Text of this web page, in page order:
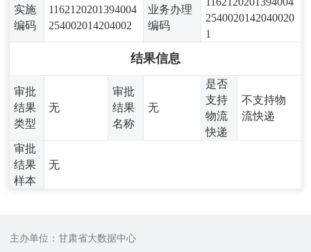
实施
编码
1162120201394004
254002014204002
业务办理
编码
2540020142040020
1
结果信息
审批
结果
类型
无
审批
结果
名称
无
是否
支持
物流
快递
不支持物
流快递
审批
结果
样本
无
主办单位：甘肃省大数据中心